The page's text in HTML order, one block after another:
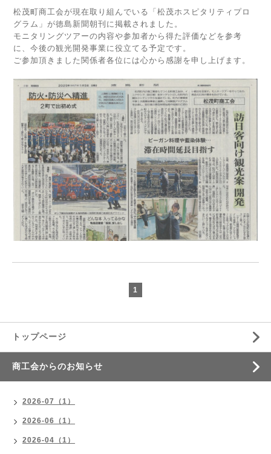
松茂町商工会が現在取り組んでいる「松茂ホスピタリティプロ
グラム」が徳島新聞朝刊に掲載されました。
モニタリングツアーの内容や参加者から得た評価などを参考
に、今後の観光開発事業に役立てる予定です。
ご参加頂きました関係者各位には心から感謝を申し上げます。
1
トップページ
商工会からのお知らせ
2026-07（1）
2026-06（1）
2026-04（1）